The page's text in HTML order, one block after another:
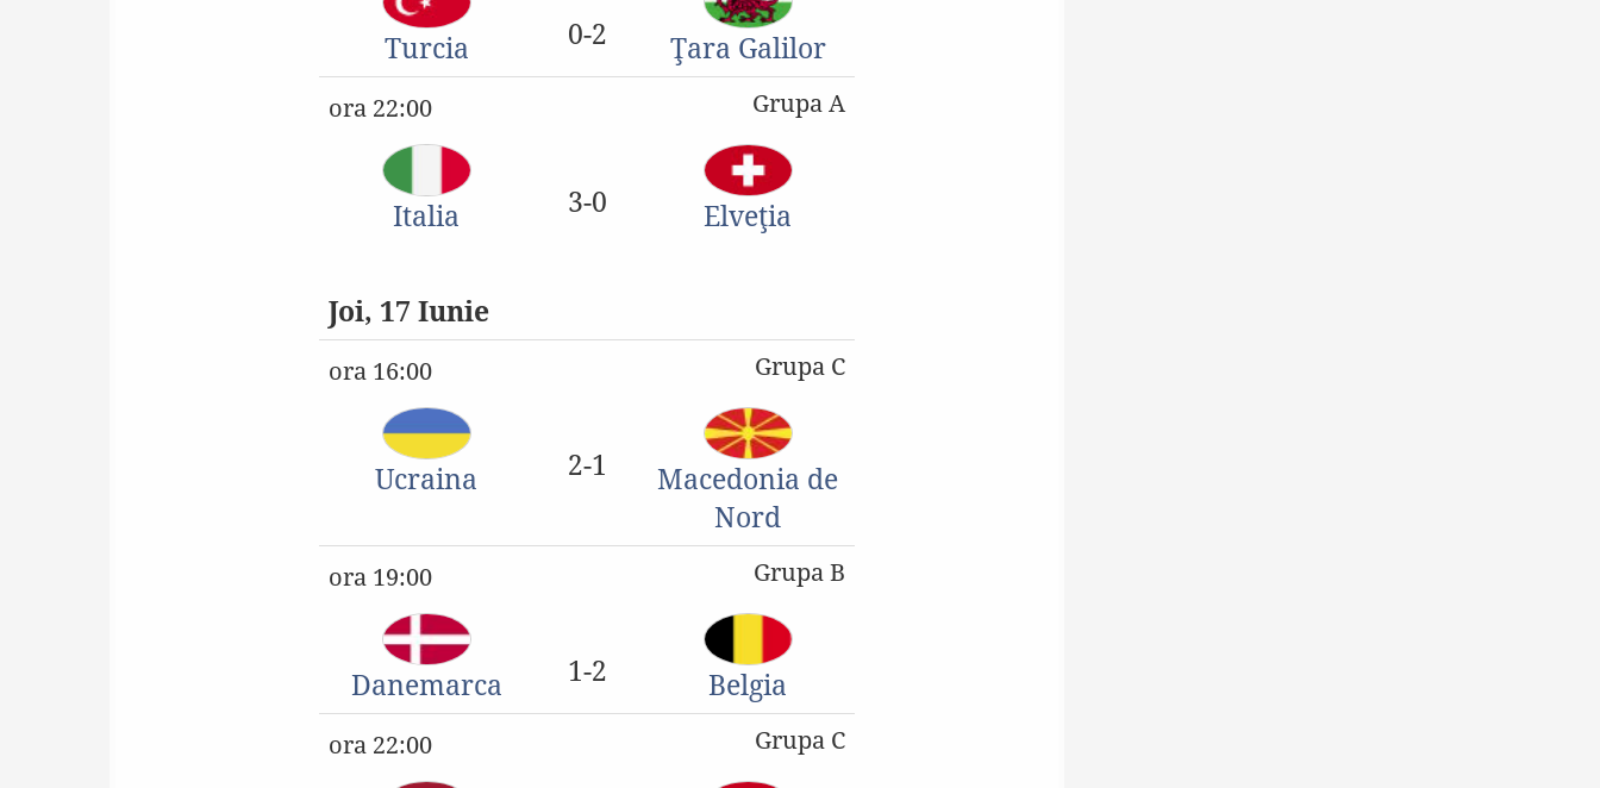
Turcia 0-2 Ţara Galilor
ora 22:00 Grupa A
Italia 3-0 Elveţia
Joi, 17 Iunie
ora 16:00 Grupa C
Ucraina 2-1
Macedonia de
Nord
ora 19:00 Grupa B
Danemarca 1-2 Belgia
ora 22:00 Grupa C